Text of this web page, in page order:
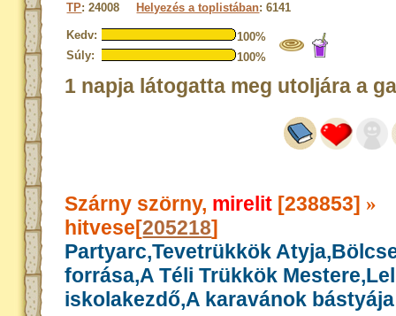
TP: 24008 Helyezés a toplistában: 6141
Kedv:
100%
Súly:
100%
1 napja látogatta meg utoljára a
Szárny szörny, mirelit [238853] »
hitvese[205218]
Partyarc,Tevetrükkök
forrása,A Téli Trükkök
iskolakezdő,A karavánok bástyája